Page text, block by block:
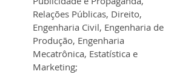
Relações Públicas, Direito,
Engenharia Civil, Engenharia de
Produção, Engenharia
Mecatrônica, Estatística e
Marketing;